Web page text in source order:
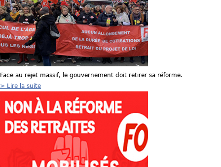
Face au rejet massif, le gouvernement doit retirer sa réforme.
> Lire la suite